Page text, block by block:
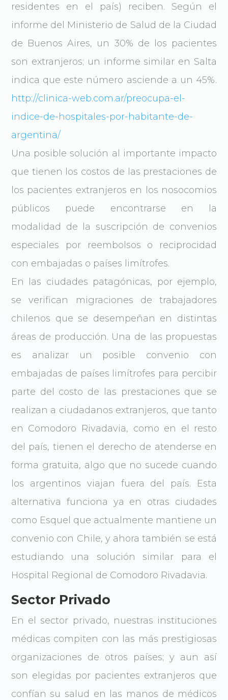
residentes en el país) reciben. Según el
informe del Ministerio de Salud de la Ciudad
de Buenos Aires, un 30% de los pacientes
son extranjeros; un informe similar en Salta
indica que este número asciende a un 45%.
http://clinica-web.com.ar/preocupa-el-
indice-de-hospitales-por-habitante-de-
argentina/
Una posible solución al importante impacto
que tienen los costos de las prestaciones de
los pacientes extranjeros en los nosocomios
públicos puede encontrarse en la
modalidad de la suscripción de convenios
especiales por reembolsos o reciprocidad
con embajadas o países limítrofes.
En las ciudades patagónicas, por ejemplo,
se verifican migraciones de trabajadores
chilenos que se desempeñan en distintas
áreas de producción. Una de las propuestas
es analizar un posible convenio con
embajadas de países limítrofes para percibir
parte del costo de las prestaciones que se
realizan a ciudadanos extranjeros, que tanto
en Comodoro Rivadavia, como en el resto
del país, tienen el derecho de atenderse en
forma gratuita, algo que no sucede cuando
los argentinos viajan fuera del país. Esta
alternativa funciona ya en otras ciudades
como Esquel que actualmente mantiene un
convenio con Chile, y ahora también se está
estudiando una solución similar para el
Hospital Regional de Comodoro Rivadavia.
Sector Privado
En el sector privado, nuestras instituciones
médicas compiten con las más prestigiosas
organizaciones de otros países; y aun así
son elegidas por pacientes extranjeros que
confían su salud en las manos de médicos